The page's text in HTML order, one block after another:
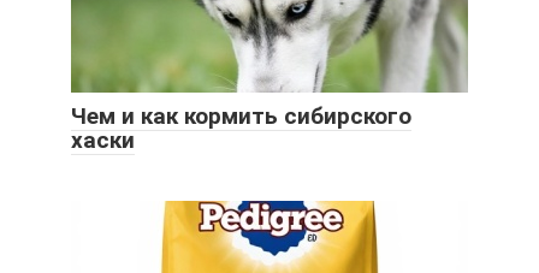
Чем и как кормить сибирского
хаски